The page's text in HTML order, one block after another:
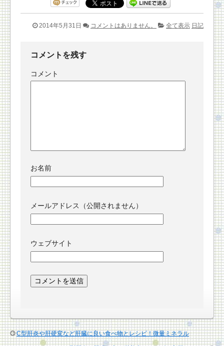
2014年5月31日 コメントはありません。 全て表示 日記
コメントを残す
コメント
お名前
メールアドレス（公開されません）
ウェブサイト
C型肝炎や肝硬変など肝臓に良い食べ物とレシピ！微量ミネラル